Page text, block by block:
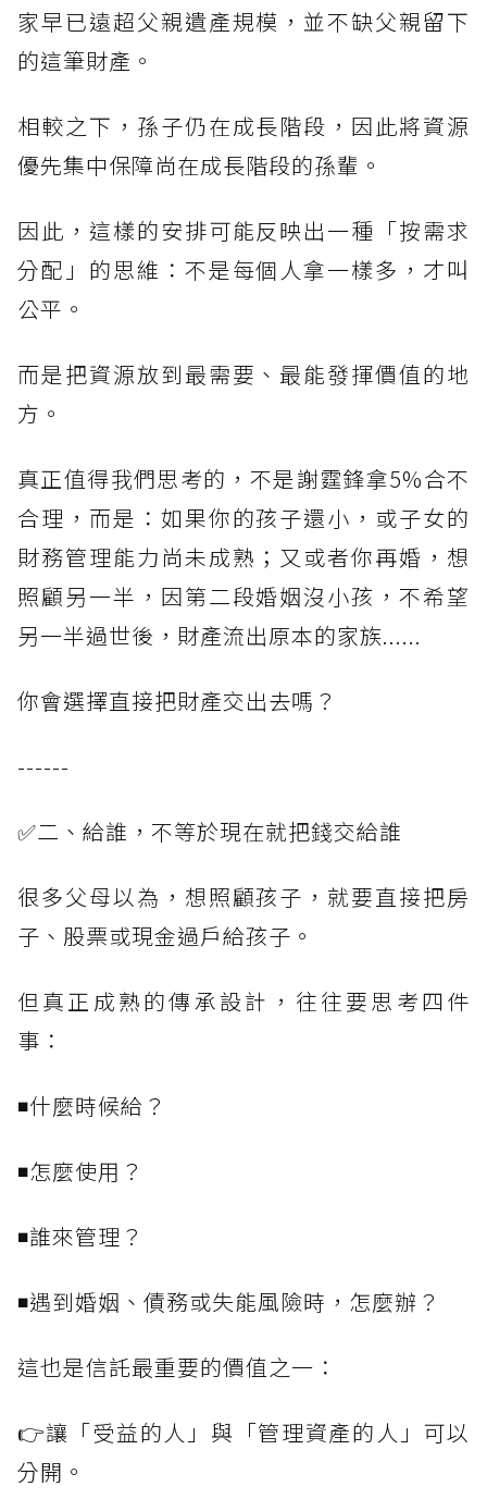
家早已遠超父親遺產規模，並不缺父親留下
的這筆財產。
相較之下，孫子仍在成長階段，因此將資源
優先集中保障尚在成長階段的孫輩。
因此，這樣的安排可能反映出一種「按需求
分配」的思維：不是每個人拿一樣多，才叫
公平。
而是把資源放到最需要、最能發揮價值的地
方。
真正值得我們思考的，不是謝霆鋒拿5%合不
合理，而是：如果你的孩子還小，或子女的
財務管理能力尚未成熟；又或者你再婚，想
照顧另一半，因第二段婚姻沒小孩，不希望
另一半過世後，財產流出原本的家族......
你會選擇直接把財產交出去嗎？
------
✅二、給誰，不等於現在就把錢交給誰
很多父母以為，想照顧孩子，就要直接把房
子、股票或現金過戶給孩子。
但真正成熟的傳承設計，往往要思考四件
事：
◾什麼時候給？
◾怎麼使用？
◾誰來管理？
◾遇到婚姻、債務或失能風險時，怎麼辦？
這也是信託最重要的價值之一：
👉讓「受益的人」與「管理資產的人」可以
分開。